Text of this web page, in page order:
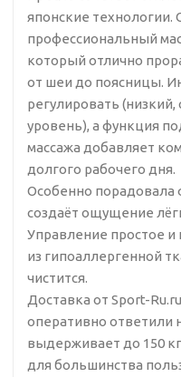
японские технологии.
профессиональный
который отлично
от шеи до поясницы.
регулировать
уровень), а функция
массажа добавляет
долгого рабочего дня.
Особенно порадовала
создаёт ощущение
Управление простое и
из гипоаллергенной
чистится.
Доставка от Sport-
оперативно ответили
выдерживает до 150
для большинства